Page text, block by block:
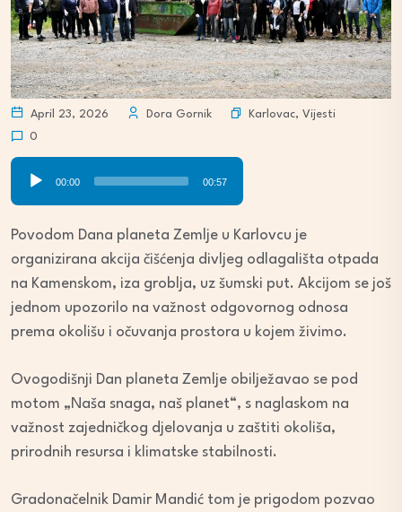
April 23, 2026 Dora Gornik Karlovac, Vijesti
0
00:00 00:57
Povodom Dana planeta Zemlje u Karlovcu je
organizirana akcija čišćenja divljeg odlagališta otpada
na Kamenskom, iza groblja, uz šumski put. Akcijom se još
jednom upozorilo na važnost odgovornog odnosa
prema okolišu i očuvanja prostora u kojem živimo.
Ovogodišnji Dan planeta Zemlje obilježavao se pod
motom „Naša snaga, naš planet“, s naglaskom na
važnost zajedničkog djelovanja u zaštiti okoliša,
prirodnih resursa i klimatske stabilnosti.
Gradonačelnik Damir Mandić tom je prigodom pozvao